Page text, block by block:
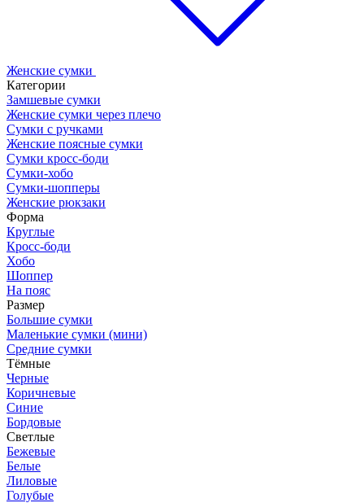
Женские сумки
Категории
Замшевые сумки
Женские сумки через плечо
Сумки с ручками
Женские поясные сумки
Сумки кросс-боди
Сумки-хобо
Сумки-шопперы
Женские рюкзаки
Форма
Круглые
Кросс-боди
Хобо
Шоппер
На пояс
Размер
Большие сумки
Маленькие сумки (мини)
Средние сумки
Тёмные
Черные
Коричневые
Синие
Бордовые
Светлые
Бежевые
Белые
Лиловые
Голубые